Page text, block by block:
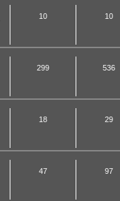
10 10
299 536
18 29
47 97